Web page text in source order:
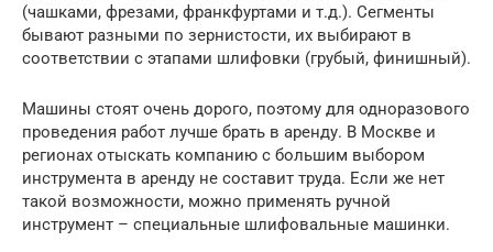
(чашками, фрезами, франкфуртами и т.д.). Сегменты
бывают разными по зернистости, их выбирают в
соответствии с этапами шлифовки (грубый, финишный).
Машины стоят очень дорого, поэтому для одноразового
проведения работ лучше брать в аренду. В Москве и
регионах отыскать компанию с большим выбором
инструмента в аренду не составит труда. Если же нет
такой возможности, можно применять ручной
инструмент – специальные шлифовальные машинки.